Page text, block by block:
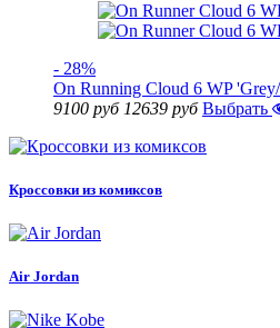
- 28%
On Running Cloud 6 WP
9100 руб 12639 руб Выбрать
Кроссовки из комиксов
Air Jordan